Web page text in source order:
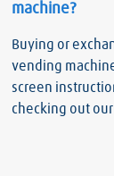
machine?
Buying or
vending
screen
checking out